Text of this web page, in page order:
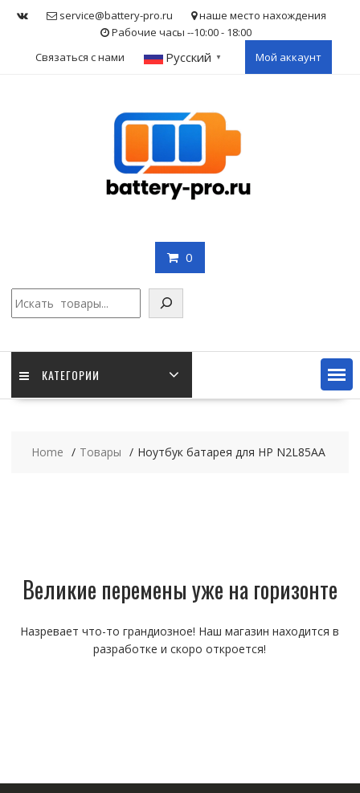
service@battery-pro.ru
наше место нахождения
Рабочие часы --10:00 - 18:00
Связаться с нами
Русский ▼ Мой аккаунт
0
КАТЕГОРИИ
Home Товары Ноутбук батарея для HP N2L85AA
Великие перемены уже на горизонте
Назревает что-то грандиозное! Наш магазин находится в
разработке и скоро откроется!